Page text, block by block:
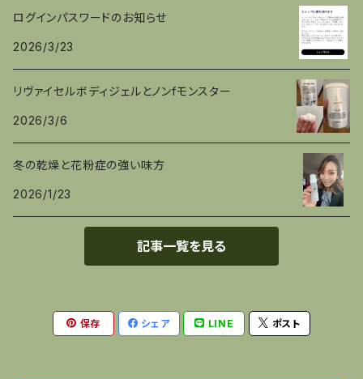
ログインパスワードのお知らせ
2026/3/23
リヴァイセルボディジェルとノンfモンスター
2026/3/6
冬の乾燥と花粉症の強い味方
2026/1/23
記事一覧を見る
保存 シェア LINE ポスト